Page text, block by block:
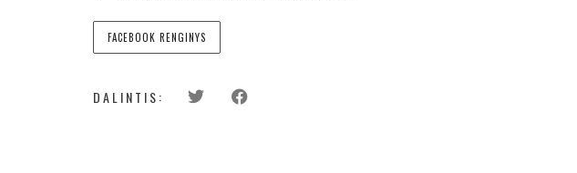
FACEBOOK RENGINYS
DALINTIS: